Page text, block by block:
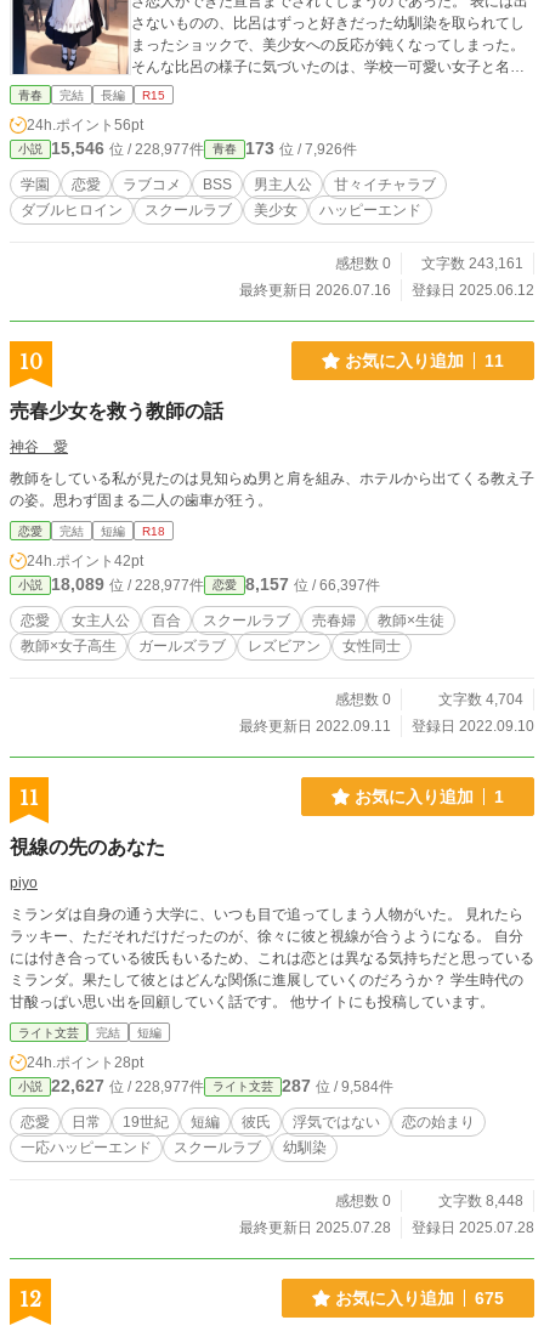
さないものの、比呂はずっと好きだった幼馴染を取られてし
まったショックで、美少女への反応が鈍くなってしまった。
そんな比呂の様子に気づいたのは、学校一可愛い女子と名高
い松雪綾乃だった。心配から始まった関係は、少しずつ深く
行動を変えた結果、後輩の銀髪長身美少女である城戸紬とも
仲良くなっていくのだった。 「松雪さんって、男を騙す悪女
なんだってさ」 「城戸って自分の父親を半殺しにした、やべ
え女なんだよ」 そんな中、二人の悪い噂を耳にする比呂。 敗
北から始まる青春ラブコメが、陰キャ男子に襲い来るのであ
紙絵はおしつじさんにAIイラストを作っていただきました。
青春 完結 長編 R15
24h.ポイント 56pt
小説 15,546 位 / 228,977件 青春 173 位 / 7,926件
学園 恋愛 ラブコメ BSS 男主人公
甘々イチャラブ
ダブルヒロイン
スクールラブ 美少女 ハッピーエンド
感想数 0
文字数 243,161
最終更新日 2026.07.16
登録日 2025.06.12
10 お気に入り追加 11
売春少女を救う教師の話
神谷 愛
教師をしている私が見たのは見知らぬ男と肩を組み、ホテルから出てくる教え子
の姿。思わず固まる二人の歯車が狂う。
恋愛 完結 短編 R18
24h.ポイント 42pt
小説 18,089 位 / 228,977件 恋愛 8,157 位 / 66,397件
恋愛 女主人公 百合 スクールラブ 売春婦
教師×生徒
教師×女子高生
ガールズラブ レズビアン 女性同士
感想数 0
文字数 4,704
最終更新日 2022.09.11
登録日 2022.09.10
11 お気に入り追加 1
視線の先のあなた
piyo
ミランダは自身の通う大学に、いつも目で追ってしまう人物がいた。 見れたら
ラッキー、ただそれだけだったのが、徐々に彼と視線が合うようになる。 自分
には付き合っている彼氏もいるため、これは恋とは異なる気持ちだと思っている
ミランダ。果たして彼とはどんな関係に進展していくのだろうか？ 学生時代の
甘酸っぱい思い出を回顧していく話です。 他サイトにも投稿しています。
ライト文芸 完結 短編
24h.ポイント 28pt
小説 22,627 位 / 228,977件 ライト文芸 287 位 / 9,584件
恋愛 日常 19世紀 短編 彼氏 浮気ではない
恋の始まり
一応ハッピーエンド
スクールラブ 幼馴染
感想数 0
文字数 8,448
最終更新日 2025.07.28
登録日 2025.07.28
12 お気に入り追加 675